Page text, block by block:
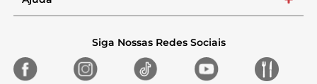
Siga Nossas Redes Sociais